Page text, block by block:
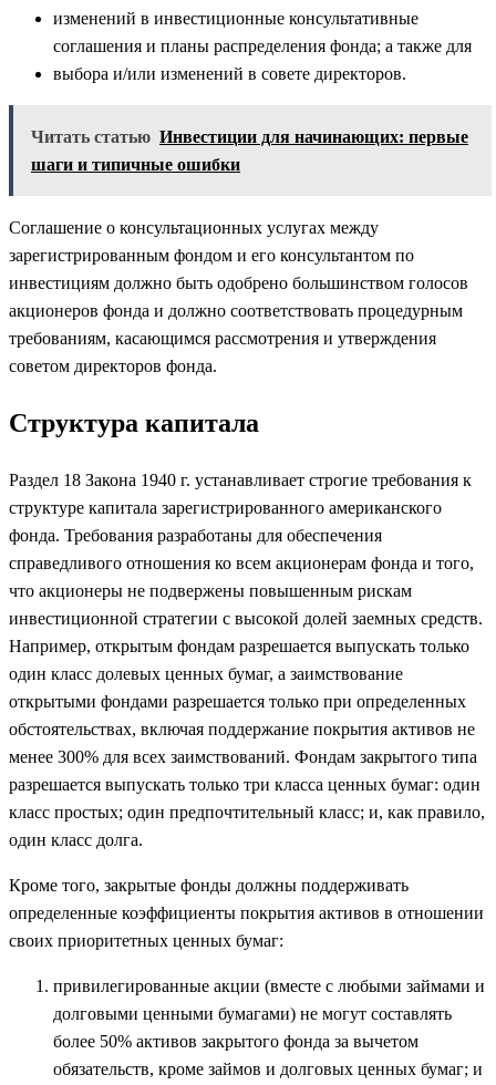
изменений в инвестиционные консультативные
соглашения и планы распределения фонда; а также для
выбора и/или изменений в совете директоров.
Читать статью Инвестиции для начинающих: первые
шаги и типичные ошибки
Соглашение о консультационных услугах между
зарегистрированным фондом и его консультантом по
инвестициям должно быть одобрено большинством голосов
акционеров фонда и должно соответствовать процедурным
требованиям, касающимся рассмотрения и утверждения
советом директоров фонда.
Структура капитала
Раздел 18 Закона 1940 г. устанавливает строгие требования к
структуре капитала зарегистрированного американского
фонда. Требования разработаны для обеспечения
справедливого отношения ко всем акционерам фонда и того,
что акционеры не подвержены повышенным рискам
инвестиционной стратегии с высокой долей заемных средств.
Например, открытым фондам разрешается выпускать только
один класс долевых ценных бумаг, а заимствование
открытыми фондами разрешается только при определенных
обстоятельствах, включая поддержание покрытия активов не
менее 300% для всех заимствований. Фондам закрытого типа
разрешается выпускать только три класса ценных бумаг: один
класс простых; один предпочтительный класс; и, как правило,
один класс долга.
Кроме того, закрытые фонды должны поддерживать
определенные коэффициенты покрытия активов в отношении
своих приоритетных ценных бумаг:
привилегированные акции (вместе с любыми займами и
долговыми ценными бумагами) не могут составлять
более 50% активов закрытого фонда за вычетом
обязательств, кроме займов и долговых ценных бумаг; и